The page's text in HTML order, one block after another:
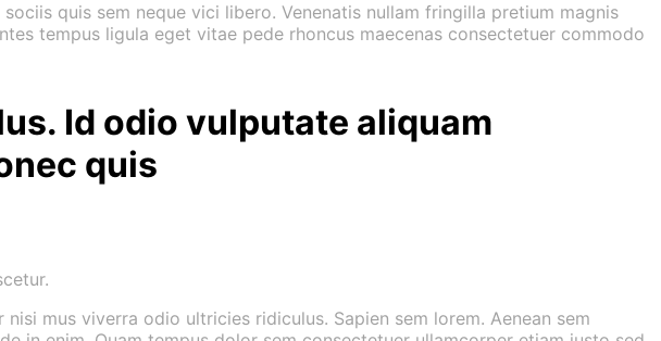
sociis quis sem neque vici libero. Venenatis nullam fringilla pretium magnis
tempus ligula eget vitae pede rhoncus maecenas consectetuer commodo
Id odio vulputate aliquam
quis
mus viverra odio ultricies ridiculus. Sapien sem lorem. Aenean sem